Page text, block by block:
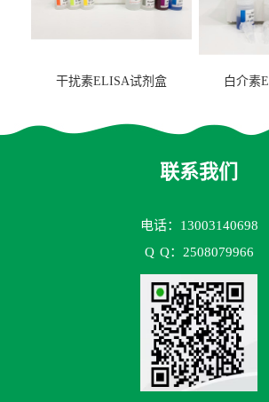
干扰素ELISA试剂盒 白介素
联系我们
电话：13003140698
Q Q：2508079966